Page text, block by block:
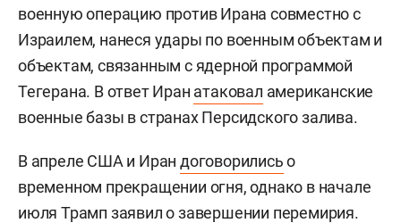
военную операцию против Ирана совместно с
Израилем, нанеся удары по военным объектам и
объектам, связанным с ядерной программой
Тегерана. В ответ Иран атаковал американские
военные базы в странах Персидского залива.
В апреле США и Ирандоговорилисьо
временном прекращении огня, однако в начале
июля Трамп заявил о завершении перемирия.